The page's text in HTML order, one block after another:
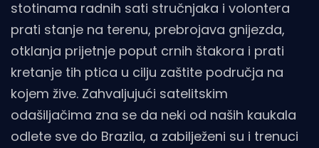
stotinama radnih sati stručnjaka i volontera
prati stanje na terenu, prebrojava gnijezda,
otklanja prijetnje poput crnih štakora i prati
kretanje tih ptica u cilju zaštite područja na
kojem žive. Zahvaljujući satelitskim
odašiljačima zna se da neki od naših kaukala
odlete sve do Brazila, a zabilježeni su i trenuci